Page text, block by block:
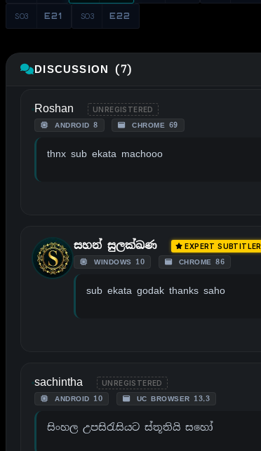
S03 E21 S03 E22
DISCUSSION (7)
Roshan UNREGISTERED
ANDROID 8 CHROME 69
thnx sub ekata machooo
සහන් සුලක්ඛණ EXPERT SUBTITLER
WINDOWS 10 CHROME 86
sub ekata godak thanks saho
sachintha UNREGISTERED
ANDROID 10 UC BROWSER 13.3
සිංහල උපසිරැසියට ස්තූතියි සහෝ